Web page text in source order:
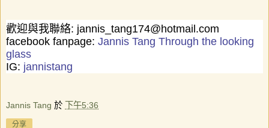
歡迎與我聯絡: jannis_tang174@hotmail.com
facebook fanpage: Jannis Tang Through the looking
glass
IG: jannistang
Jannis Tang 於 下午5:36
分享